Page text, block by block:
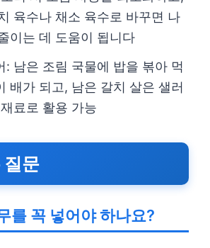
육수나 채소 육수로 바꾸면 나
이는 데 도움이 됩니다
: 남은 조림 국물에 밥을 볶아 먹
배가 되고, 남은 갈치 살은 샐러
료로 활용 가능
질문
를 꼭 넣어야 하나요?